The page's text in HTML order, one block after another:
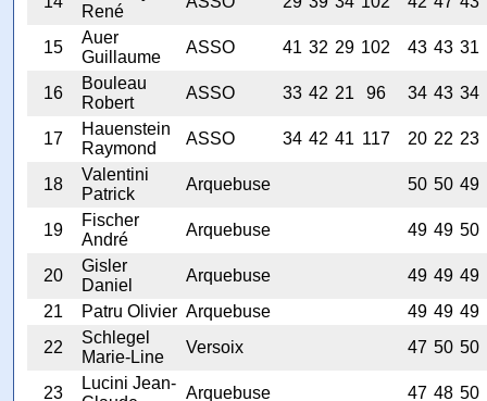
René
15
Auer
Guillaume
ASSO 41 32 29 102 43 43 31
16
Bouleau
Robert
ASSO 33 42 21 96 34 43 34
17
Hauenstein
Raymond
ASSO 34 42 41 117 20 22 23
18
Valentini
Patrick
Arquebuse 50 50 49
19
Fischer
André
Arquebuse 49 49 50
20
Gisler
Daniel
Arquebuse 49 49 49
21
Patru Olivier Arquebuse 49 49 49
22
Schlegel
Marie-Line
Versoix 47 50 50
23
Lucini Jean-
Arquebuse 47 48 50